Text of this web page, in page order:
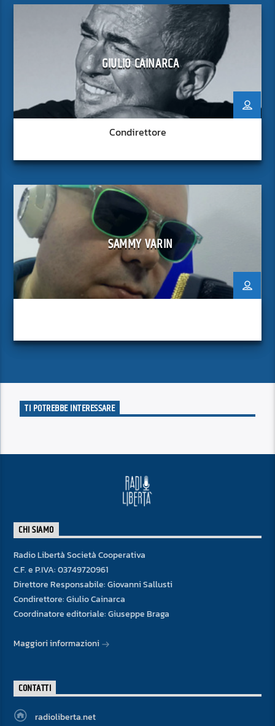
GIULIO CAINARCA
Condirettore
SAMMY VARIN
TI POTREBBE INTERESSARE
CHI SIAMO
Radio Libertà Società Cooperativa
C.F. e P.IVA: 03749720961
Direttore Responsabile: Giovanni Sallusti
Condirettore: Giulio Cainarca
Coordinatore editoriale: Giuseppe Braga
Maggiori informazioni
CONTATTI
radioliberta.net